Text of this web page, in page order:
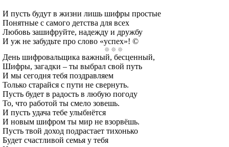
И пусть будут в жизни лишь шифры простые
Понятные с самого детства для всех
Любовь зашифруйте, надежду и дружбу
И уж не забудьте про слово «успех»! ©
День шифровальщика важный, бесценный,
Шифры, загадки – ты выбрал свой путь
И мы сегодня тебя поздравляем
Только старайся с пути не свернуть.
Пусть будет в радость в любую погоду
То, что работой ты смело зовешь.
И пусть удача тебе улыбнётся
И новым шифром ты мир не взорвёшь.
Пусть твой доход подрастает тихонько
Будет счастливой семья у тебя